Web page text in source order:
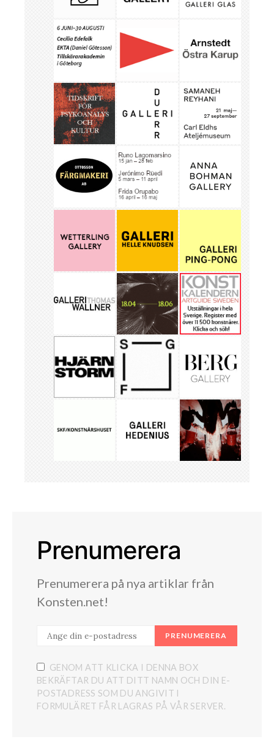
Prenumerera
Prenumerera på nya artiklar från
Konsten.net!
PRENUMERERA
GENOM ATT KLICKA I DENNA BOX
BEKRÄFTAR DU ATT DITT NAMN OCH DIN E-
POSTADRESS SOM DU ANGIVIT I
FORMULÄRET FÅR LAGRAS PÅ VÅR SERVER.